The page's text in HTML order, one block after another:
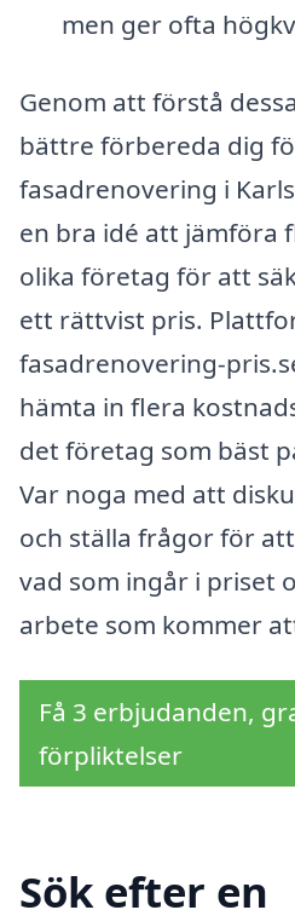
men ger ofta
Genom att förstå
bättre förbereda dig
fasadrenovering i
en bra idé att jämföra
olika företag för att
ett rättvist pris.
fasadrenovering-
hämta in flera
det företag som bäst
Var noga med att
och ställa frågor för
vad som ingår i priset
arbete som kommer
Få 3 erbjudanden,
förpliktelser
Sök efter en